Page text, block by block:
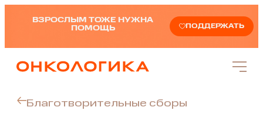
ВЗРОСЛЫМ ТОЖЕ НУЖНА
ПОМОЩЬ
ПОДДЕРЖАТЬ
Благотворительные сборы